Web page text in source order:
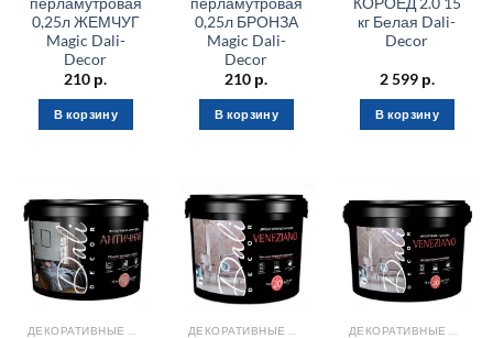
0,25л ЖЕМЧУГ
Magic Dali-
Decor
210 р.
В корзину
0,25л БРОНЗА
Magic Dali-
Decor
210 р.
В корзину
кг Белая Dali-
Decor
2 599 р.
В корзину